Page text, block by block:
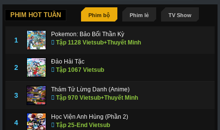
PHIM HOT TUẦN Phim bộ Phim lẻ TV Show
1
Pokemon: Bảo Bối Thần Kỳ
Tập 1128 Vietsub+Thuyết Minh
2
Đảo Hải Tặc
Tập 1067 Vietsub
3
Thám Tử Lừng Danh (Anime)
Tập 970 Vietsub+Thuyết Minh
4
Học Viện Anh Hùng (Phần 2)
Tập 25-End Vietsub